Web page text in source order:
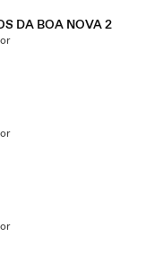
DA BOA NOVA 2